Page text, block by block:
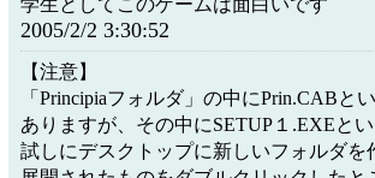
2005/2/2 3:30:52
【注意】
「Principiaフォルダ」の中にPrin.CABと
ありますが、その中にSETUP１.EXEと
試しにデスクトップに新しいフォルダを